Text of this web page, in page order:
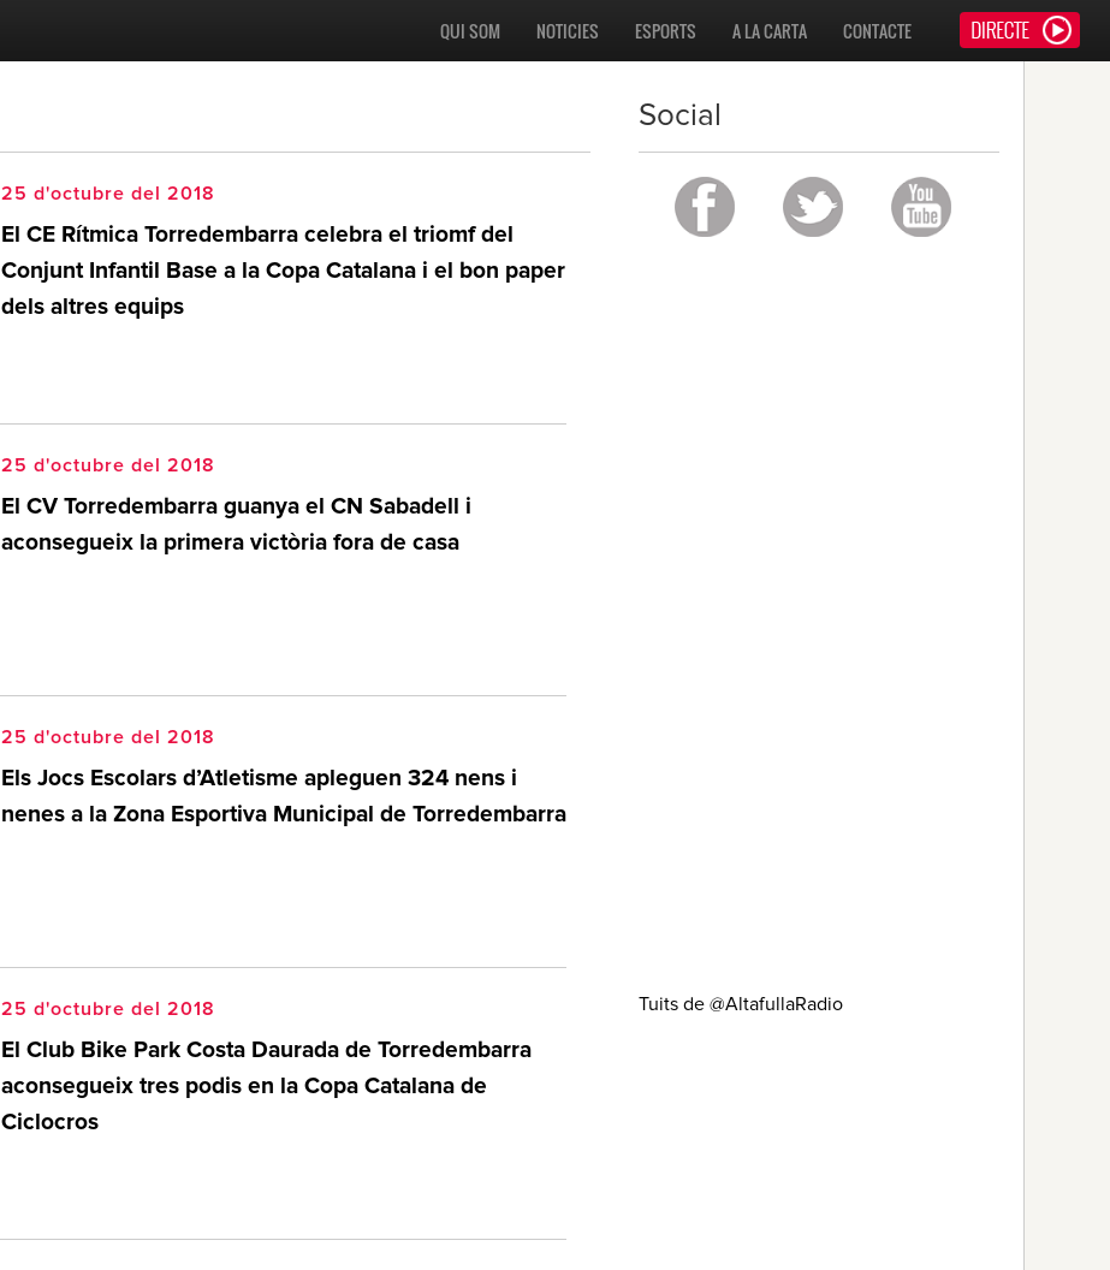
CONTACTE
A LA CARTA
ESPORTS
NOTICIES
QUI SOM
25 d'octubre del 2018
El CE Rítmica Torredembarra celebra el triomf del
Conjunt Infantil Base a la Copa Catalana i el bon paper
dels altres equips
25 d'octubre del 2018
El CV Torredembarra guanya el CN Sabadell i
aconsegueix la primera victòria fora de casa
25 d'octubre del 2018
Els Jocs Escolars d’Atletisme apleguen 324 nens i
nenes a la Zona Esportiva Municipal de Torredembarra
25 d'octubre del 2018
El Club Bike Park Costa Daurada de Torredembarra
aconsegueix tres podis en la Copa Catalana de
Ciclocros
Social
Tuits de @AltafullaRadio